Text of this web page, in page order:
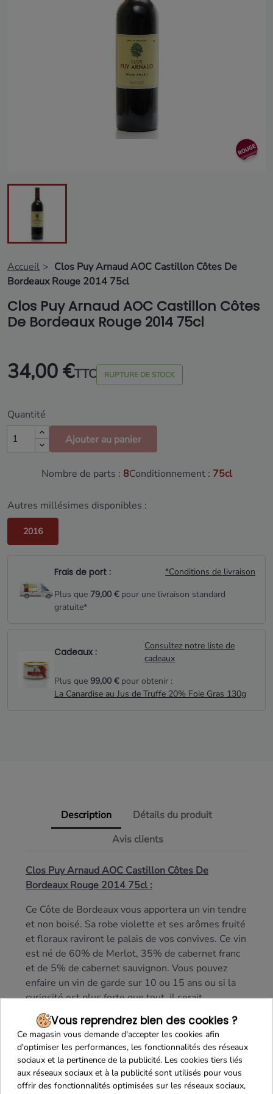
Accueil
Clos Puy Arnaud AOC Castillon Côtes De
Bordeaux Rouge 2014 75cl
Clos Puy Arnaud AOC Castillon Côtes
De Bordeaux Rouge 2014 75cl
34,00 €TTC RUPTURE DE STOCK
Quantité
Ajouter au panier
Nombre de parts : 8Conditionnement : 75cl
Autres millésimes disponibles :
2016
Frais de port :
*Conditions de livraison
Plus que 79,00 €pour une livraison standard
gratuite*
Cadeaux :
Consultez notre liste de
cadeaux
Plus que 99,00 €pour obtenir :
La Canardise au Jus de Truffe 20% Foie Gras 130g
Description
Détails du produit
Avis clients
Clos Puy Arnaud AOC Castillon Côtes De
Bordeaux Rouge 2014 75cl :
Ce Côte de Bordeaux vous apportera un vin tendre
et non boisé. Sa robe violette et ses arômes fruité
et floraux raviront le palais de vos convives. Ce vin
est né de 60% de Merlot, 35% de cabernet franc
et de 5% de cabernet sauvignon. Vous pouvez
enfaire un vin de garde sur 10 ou 15 ans ou si la
curiosité est plus forte que tout, il serait
souhaitable de le carafer avant de le deguster.
Vous reprendrez bien des cookies ?
Ce magasin vous demande d'accepter les cookies afin
d'optimiser les performances, les fonctionnalités des réseaux
sociaux et la pertinence de la publicité. Les cookies tiers liés
aux réseaux sociaux et à la publicité sont utilisés pour vous
offrir des fonctionnalités optimisées sur les réseaux sociaux,